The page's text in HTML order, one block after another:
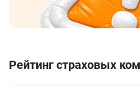
Рейтинг страховых